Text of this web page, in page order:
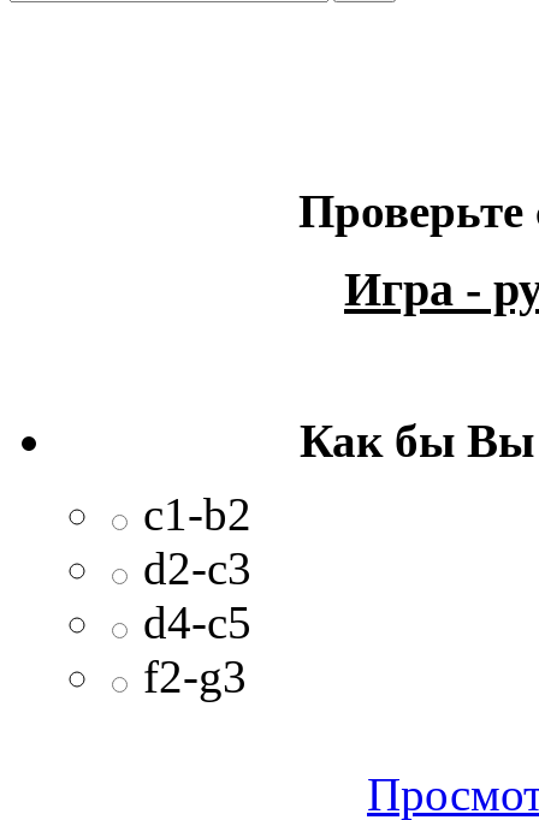
Проверьте
Игра -
Как бы Вы
c1-b2
d2-c3
d4-c5
f2-g3